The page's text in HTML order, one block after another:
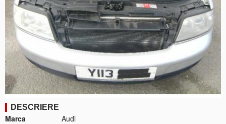
DESCRIERE
Marca
Audi